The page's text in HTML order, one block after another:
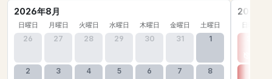
2026年8月
日曜日 月曜日 火曜日 水曜日 木曜日 金曜日 土曜日
26 27 28 29 30 31 1
2 3 4 5 6 7 8
2026年
日曜日